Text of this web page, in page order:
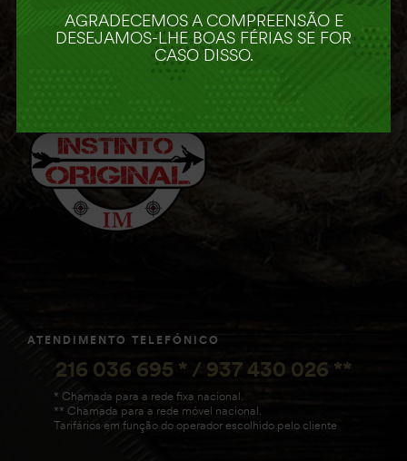
Descanso: Domingo e feriados
ATENDIMENTO TELEFÓNICO
216 036 695 * / 937 430 026 **
* Chamada para a rede fixa nacional.
** Chamada para a rede móvel nacional.
Tarifários em função do operador escolhido pelo cliente
AGRADECEMOS A COMPREENSÃO E
DESEJAMOS-LHE BOAS FÉRIAS SE FOR
CASO DISSO.